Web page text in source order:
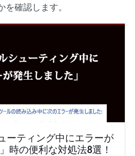
確認します。
ーティング中にエラーが
時の便利な対処法8選！